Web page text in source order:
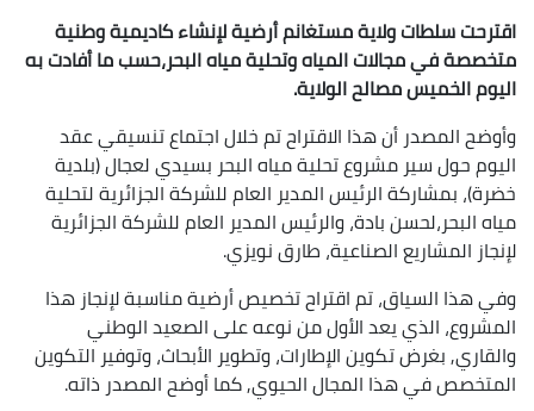
اقترحت سلطات ولاية مستغانم أرضية لإنشاء كاديمية وطنية
متخصصة في مجالات المياه وتحلية مياه البحر،حسب ما أفادت به
اليوم الخميس مصالح الولاية.
وأوضح المصدر أن هذا الاقتراح تم خلال اجتماع تنسيقي عقد
اليوم حول سير مشروع تحلية مياه البحر بسيدي لعجال (بلدية
خضرة)، بمشاركة الرئيس المدير العام للشركة الجزائرية لتحلية
مياه البحر،لحسن بادة، والرئيس المدير العام للشركة الجزائرية
لإنجاز المشاريع الصناعية، طارق نويزي.
وفي هذا السياق، تم اقتراح تخصيص أرضية مناسبة لإنجاز هذا
المشروع، الذي يعد الأول من نوعه على الصعيد الوطني
والقاري, بغرض تكوين الإطارات، وتطوير الأبحاث، وتوفير التكوين
المتخصص في هذا المجال الحيوي, كما أوضح المصدر ذاته.